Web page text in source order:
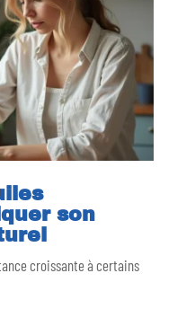
son
croissante à certains